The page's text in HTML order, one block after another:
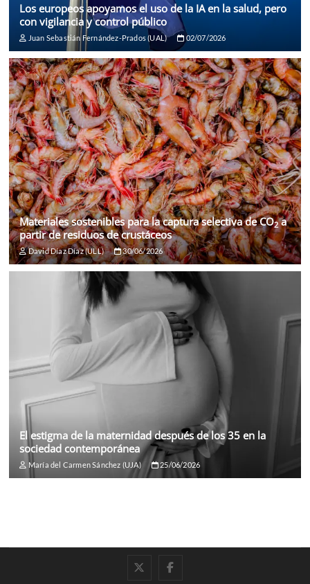
Los europeos apoyamos el uso de la IA en la salud, pero
con vigilancia y control público
Juan Sebastián Fernández-Prados (UAL) 02/07/2026
Materiales sostenibles para la captura selectiva de CO2a
partir de residuos de crustáceos
David Díaz Díaz (ULL) 30/06/2026
El estigma de la maternidad después de los 35 en la
sociedad contemporánea
María del Carmen Sánchez (UJA) 25/06/2026
twitterfacebook